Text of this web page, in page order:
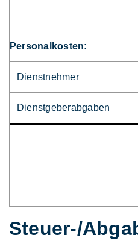
Personalkosten:
Dienstnehmer
Dienstgeberabgaben
Steuer-/